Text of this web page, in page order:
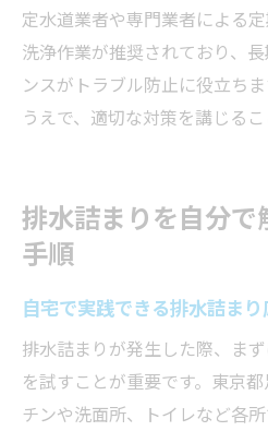
定水道業者や専門業者による
洗浄作業が推奨されており、
ンスがトラブル防止に役立ち
うえで、適切な対策を講じるこ
排水詰まりを自分
手順
自宅で実践できる排水詰ま
排水詰まりが発生した際、ま
を試すことが重要です。東京
チンや洗面所、トイレなど各